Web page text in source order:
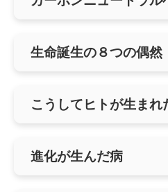
生命誕生の８つの偶然
こうしてヒトが生まれ
進化が生んだ病